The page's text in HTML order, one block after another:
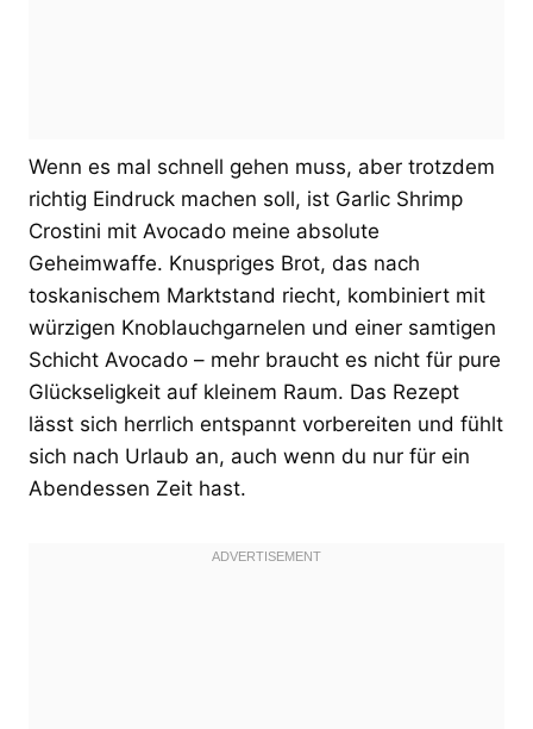
Wenn es mal schnell gehen muss, aber trotzdem
richtig Eindruck machen soll, ist Garlic Shrimp
Crostini mit Avocado meine absolute
Geheimwaffe. Knuspriges Brot, das nach
toskanischem Marktstand riecht, kombiniert mit
würzigen Knoblauchgarnelen und einer samtigen
Schicht Avocado – mehr braucht es nicht für pure
Glückseligkeit auf kleinem Raum. Das Rezept
lässt sich herrlich entspannt vorbereiten und fühlt
sich nach Urlaub an, auch wenn du nur für ein
Abendessen Zeit hast.